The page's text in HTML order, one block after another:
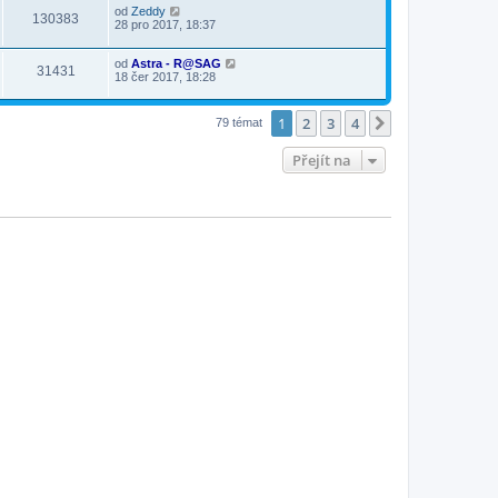
130383 od Zeddy
28 pro 2017, 18:37
31431 od Astra - R@SAG
18 čer 2017, 18:28
79 témat 1 2 3 4
Přejít na